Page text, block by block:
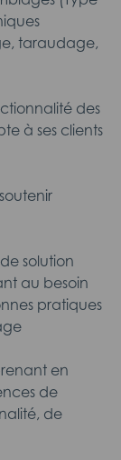
taraudage,
des
à ses clients
solution
au besoin
pratiques
en
de
de